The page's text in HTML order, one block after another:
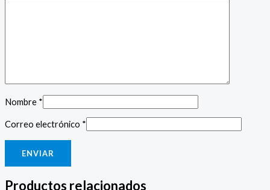
Nombre *
Correo electrónico *
Productos relacionados